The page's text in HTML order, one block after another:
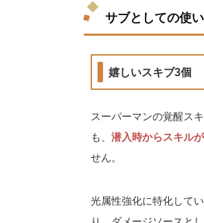
サブとしての使
嬉しいスキブ3個
スーパーマンの覚醒ス
も、 潜入時からスキル
せん。
光属性強化に特化して